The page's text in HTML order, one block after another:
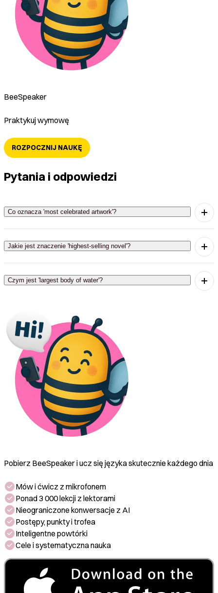
BeeSpeaker
Praktykuj wymowę
ROZPOCZNIJ NAUKĘ
Pytania i odpowiedzi
Co oznacza 'most celebrated artwork'?
'Most celebrated artwork' oznacza najbardziej
uznawane dzieło sztuki.
Jakie jest znaczenie 'highest-selling novel'?
'Highest-selling novel' oznacza najwyżej
sprzedawaną powieść.
Czym jest 'largest body of water'?
Pobierz BeeSpeaker i ucz się języka skutecznie każdego dnia
Mów i ćwicz z mikrofonem
Ponad 3 000 lekcji z lektorami
Nieograniczone konwersacje z AI
Postępy, punkty i trofea
Inteligentne powtórki
Cele i systematyczna nauka